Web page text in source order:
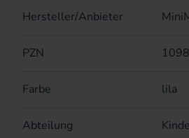
Hersteller/Anbieter
PZN
Farbe lila
Abteilung